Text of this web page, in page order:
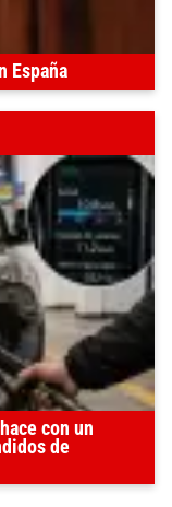
España
con un
de